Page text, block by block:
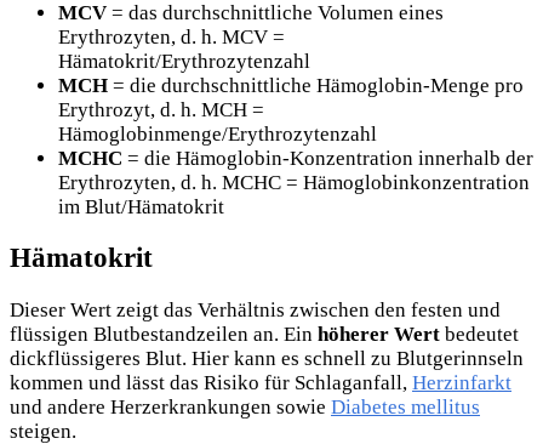
MCV = das durchschnittliche Volumen eines
Erythrozyten, d. h. MCV =
Hämatokrit/Erythrozytenzahl
MCH = die durchschnittliche Hämoglobin-Menge pro
Erythrozyt, d. h. MCH =
Hämoglobinmenge/Erythrozytenzahl
MCHC = die Hämoglobin-Konzentration innerhalb der
Erythrozyten, d. h. MCHC = Hämoglobinkonzentration
im Blut/Hämatokrit
Hämatokrit
Dieser Wert zeigt das Verhältnis zwischen den festen und
flüssigen Blutbestandzeilen an. Ein höherer Wert bedeutet
dickflüssigeres Blut. Hier kann es schnell zu Blutgerinnseln
kommen und lässt das Risiko für Schlaganfall, Herzinfarkt
und andere Herzerkrankungen sowie Diabetes mellitus
steigen.